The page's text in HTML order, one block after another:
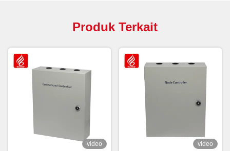
Produk Terkait
video video